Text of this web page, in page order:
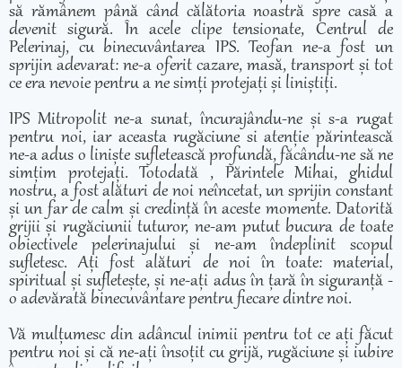
să rămânem până când călătoria noastră spre casă a
devenit sigură. În acele clipe tensionate, Centrul de
Pelerinaj, cu binecuvântarea IPS. Teofan ne-a fost un
sprijin adevarat: ne-a oferit cazare, masă, transport și tot
ce era nevoie pentru a ne simți protejați și liniștiți.
IPS Mitropolit ne-a sunat, încurajându-ne și s-a rugat
pentru noi, iar aceasta rugăciune si atenție părintească
ne-a adus o liniște sufletească profundă, făcându-ne să ne
simțim protejați. Totodată , Părintele Mihai, ghidul
nostru, a fost alături de noi neîncetat, un sprijin constant
și un far de calm și credință în aceste momente. Datorită
grijii și rugăciunii tuturor, ne-am putut bucura de toate
obiectivele pelerinajului și ne-am îndeplinit scopul
sufletesc. Ați fost alături de noi în toate: material,
spiritual și sufletește, și ne-ați adus în țară în siguranță -
o adevărată binecuvântare pentru fiecare dintre noi.
Vă mulțumesc din adâncul inimii pentru tot ce ați făcut
pentru noi și că ne-ați însoțit cu grijă, rugăciune și iubire